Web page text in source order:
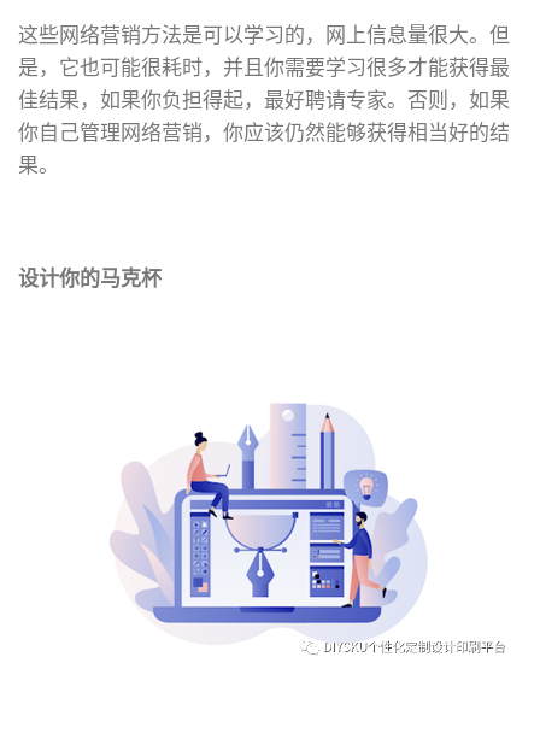
这些网络营销方法是可以学习的，网上信息量很大。但
是，它也可能很耗时，并且你需要学习很多才能获得最
佳结果，如果你负担得起，最好聘请专家。否则，如果
你自己管理网络营销，你应该仍然能够获得相当好的结
果。
设计你的马克杯